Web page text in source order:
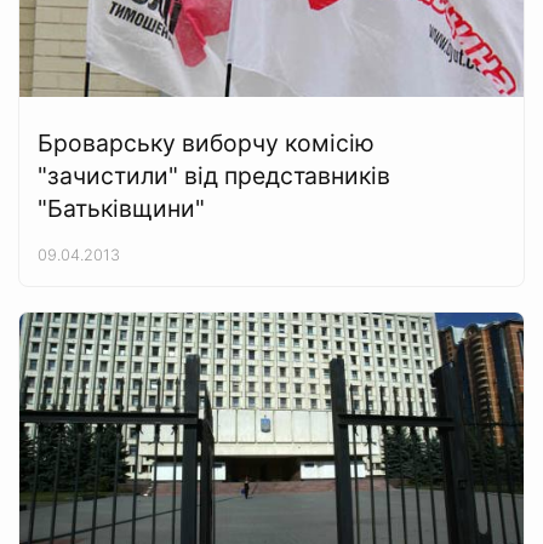
Броварську виборчу комісію
"зачистили" від представників
"Батьківщини"
09.04.2013